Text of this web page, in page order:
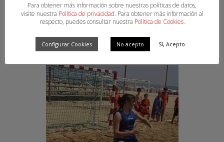
Para obtener más información sobre nuestras políticas de datos,
visite nuestra Política de privacidad. Para obtener más información al
respecto, puedes consultar nuestra Política de Cookies.
Configurar Cookies No acepto Sí, Acepto